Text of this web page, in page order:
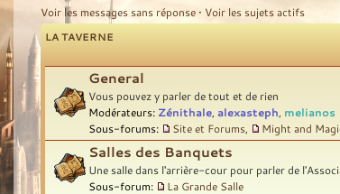
Voir les messages sans réponse • Voir les sujets actifs
LA TAVERNE
General
Vous pouvez y parler de tout et de rien
Modérateurs: Zénithale alexasteph melianos
Sous-forums:
Site et Forums Might and
Salles des Banquets
Une salle dans l'arrière-cour pour parler de
Sous-forum:
La Grande Salle